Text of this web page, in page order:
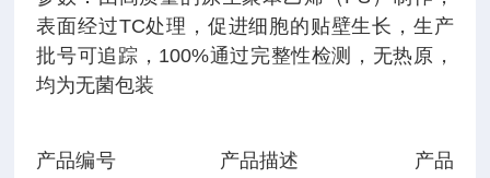
表面经过TC处理，促进细胞的贴壁生长，生产
批号可追踪，100%通过完整性检测，无热原，
均为无菌包装
产品编号 产品描述 产品